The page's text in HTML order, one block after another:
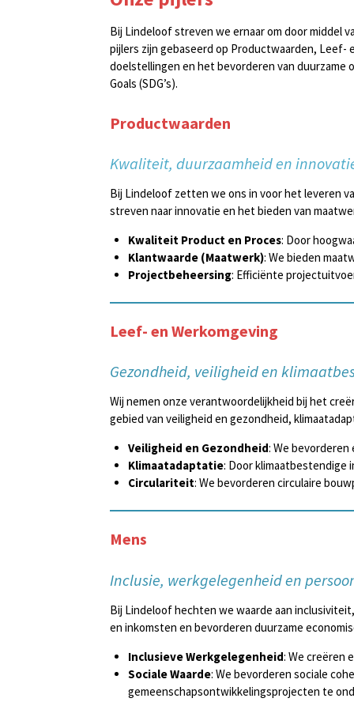
Bij Lindeloof streven we ernaar om door middel
pijlers zijn gebaseerd op Productwaarden, Leef-
doelstellingen en het bevorderen van duurzame
Goals (SDG’s).
Productwaarden
Kwaliteit, duurzaamheid en
Bij Lindeloof zetten we ons in voor het leveren
streven naar innovatie en het bieden van
Kwaliteit Product en Proces: Door
Klantwaarde (Maatwerk): We bieden
Projectbeheersing: Efficiënte
Leef- en Werkomgeving
Gezondheid, veiligheid en
Wij nemen onze verantwoordelijkheid bij het
gebied van veiligheid en gezondheid,
Veiligheid en Gezondheid: We bevorderen
Klimaatadaptatie: Door klimaatbestendige
Circulariteit: We bevorderen circulaire
Mens
Inclusie, werkgelegenheid en
Bij Lindeloof hechten we waarde aan
en inkomsten en bevorderen duurzame
Inclusieve Werkgelegenheid: We creëren
Sociale Waarde: We bevorderen sociale
gemeenschapsontwikkelingsprojecten te